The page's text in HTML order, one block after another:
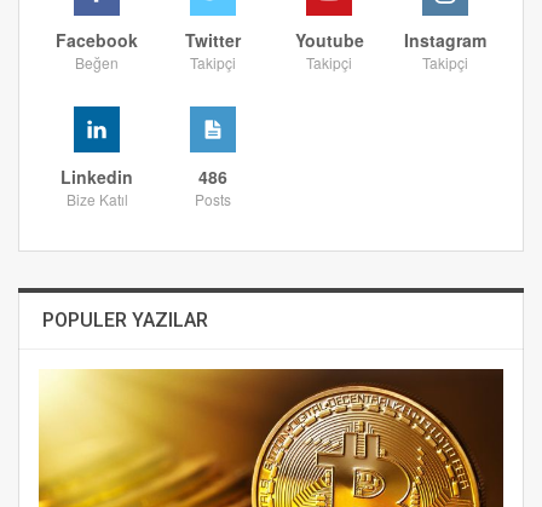
Facebook
Beğen
Twitter
Takipçi
Youtube
Takipçi
Instagram
Takipçi
Linkedin
Bize Katıl
486
Posts
POPULER YAZILAR